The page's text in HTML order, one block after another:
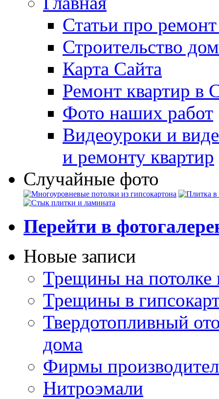
Статьи про
Строительство
Карта Сайта
Ремонт квартир в
Фото наших работ
Видеоуроки и
и ремонту квартир
Случайные фото
Перейти в
Новые записи
Трещины на потолке
Трещины в
Твердотопливный
дома
Фирмы
Нитроэмали